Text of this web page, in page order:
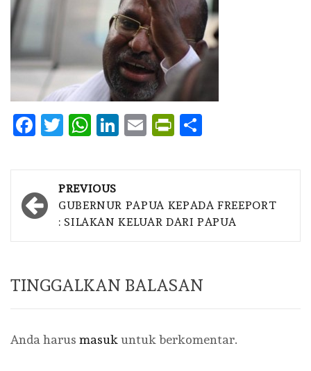
Facebook
Twitter
WhatsApp
LinkedIn
EmailPrintFriendly
Post
navigation
PREVIOUS
GUBERNUR PAPUA KEPADA FREEPORT
: SILAKAN KELUAR DARI PAPUA
TINGGALKAN BALASAN
Anda harus masuk untuk berkomentar.